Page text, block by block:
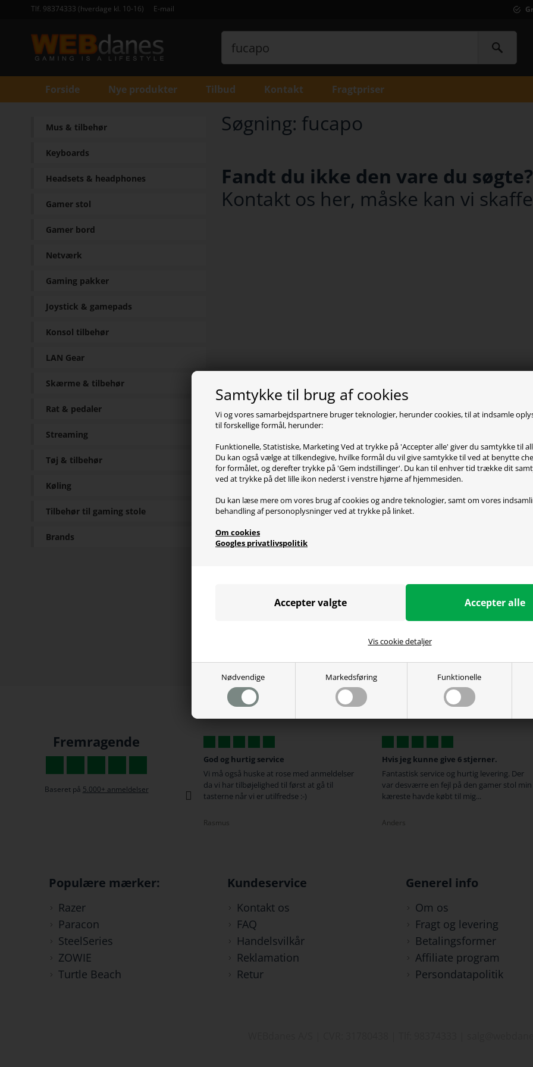
Samtykke til brug af cookies
Vi og vores samarbejdspartnere bruger teknologier, herunder cookies, til at indsamle
til forskellige formål, herunder:
Funktionelle, Statistiske, Marketing Ved at trykke på 'Accepter alle' giver du samtykke til
Du kan også vælge at tilkendegive, hvilke formål du vil give samtykke til ved at benytte
for formålet, og derefter trykke på 'Gem indstillinger'. Du kan til enhver tid trække dit
ved at trykke på det lille ikon nederst i venstre hjørne af hjemmesiden.
Du kan læse mere om vores brug af cookies og andre teknologier, samt om vores
behandling af personoplysninger ved at trykke på linket.
Om cookies
Googles privatlivspolitik
Nødvendige Markedsføring Funktionelle
Vis cookie detaljer
Tlf. 98374333 (hverdage kl. 10-16) E-mail
Forside Nye produkter Tilbud Kontakt Fragtpriser
Søgning: fucapo
Fandt du ikke den vare du søgte?
Kontakt os her, måske kan vi
Mus & tilbehør
Keyboards
Headsets & headphones
Gamer stol
Gamer bord
Netværk
Gaming pakker
Joystick & gamepads
Konsol tilbehør
LAN Gear
Skærme & tilbehør
Rat & pedaler
Streaming
Tøj & tilbehør
Køling
Tilbehør til gaming stole
Brands
Fremragende
Baseret på 5.000+ anmeldelser
De har super gode priser
De har super gode priser, og jeg bestilte min
Gaming stol omkring 16:00 Fredag, og fik en
besked med den var kommet på post huset
God og hurtig service
Vi må også huske at rose med anmeldelser
da vi har tilbøjelighed til først at gå til
tasterne når vi er utilfredse :-)
Rasmus
Hvis jeg kunne give 6 stjerner.
Fantastisk service og hurtig levering. Der
var desværre en fejl på den gamer stol min
kæreste havde købt til mig...
Anders
Populære mærker:
Razer
Paracon
SteelSeries
ZOWIE
Turtle Beach
Kundeservice
Kontakt os
FAQ
Handelsvilkår
Reklamation
Retur
Generel info
Om os
Fragt og levering
Betalingsformer
Affiliate program
Persondatapolitik